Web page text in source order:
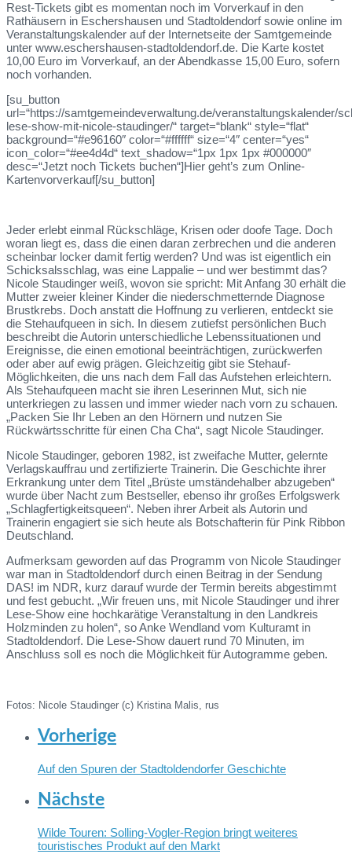
Rest-Tickets gibt es momentan noch im Vorverkauf in den
Rathäusern in Eschershausen und Stadtoldendorf sowie online im
Veranstaltungskalender auf der Internetseite der Samtgemeinde
unter www.eschershausen-stadtoldendorf.de. Die Karte kostet
10,00 Euro im Vorverkauf, an der Abendkasse 15,00 Euro, sofern
noch vorhanden.
[su_button
url=“https://samtgemeindeverwaltung.de/veranstaltungskalender/
lese-show-mit-nicole-staudinger/“ target=“blank“ style=“flat“
background=“#e96160″ color=“#ffffff“ size=“4″ center=“yes“
icon_color=“#ee4d4d“ text_shadow=“1px 1px 1px #000000″
desc=“Jetzt noch Tickets buchen“]Hier geht’s zum Online-
Kartenvorverkauf[/su_button]
Jeder erlebt einmal Rückschläge, Krisen oder doofe Tage. Doch
woran liegt es, dass die einen daran zerbrechen und die anderen
scheinbar locker damit fertig werden? Und was ist eigentlich ein
Schicksalsschlag, was eine Lappalie – und wer bestimmt das?
Nicole Staudinger weiß, wovon sie spricht: Mit Anfang 30 erhält die
Mutter zweier kleiner Kinder die niederschmetternde Diagnose
Brustkrebs. Doch anstatt die Hoffnung zu verlieren, entdeckt sie
die Stehaufqueen in sich. In diesem zutiefst persönlichen Buch
beschreibt die Autorin unterschiedliche Lebenssituationen und
Ereignisse, die einen emotional beeinträchtigen, zurückwerfen
oder aber auf ewig prägen. Gleichzeitig gibt sie Stehauf-
Möglichkeiten, die uns nach dem Fall das Aufstehen erleichtern.
Als Stehaufqueen macht sie ihren Leserinnen Mut, sich nie
unterkriegen zu lassen und immer wieder nach vorn zu schauen.
„Packen Sie Ihr Leben an den Hörnern und nutzen Sie
Rückwärtsschritte für einen Cha Cha“, sagt Nicole Staudinger.
Nicole Staudinger, geboren 1982, ist zweifache Mutter, gelernte
Verlagskauffrau und zertifizierte Trainerin. Die Geschichte ihrer
Erkrankung unter dem Titel „Brüste umständehalber abzugeben“
wurde über Nacht zum Bestseller, ebenso ihr großes Erfolgswerk
„Schlagfertigkeitsqueen“. Neben ihrer Arbeit als Autorin und
Trainerin engagiert sie sich heute als Botschafterin für Pink Ribbon
Deutschland.
Aufmerksam geworden auf das Programm von Nicole Staudinger
war man in Stadtoldendorf durch einen Beitrag in der Sendung
DAS! im NDR, kurz darauf wurde der Termin bereits abgestimmt
und fest gebucht. „Wir freuen uns, mit Nicole Staudinger und ihrer
Lese-Show eine hochkarätige Veranstaltung in den Landkreis
Holzminden zu holen“, so Anke Wendland vom Kulturamt in
Stadtoldendorf. Die Lese-Show dauert rund 70 Minuten, im
Anschluss soll es noch die Möglichkeit für Autogramme geben.
Fotos: Nicole Staudinger (c) Kristina Malis, rus
Vorherige
Auf den Spuren der Stadtoldendorfer Geschichte
Nächste
Wilde Touren: Solling-Vogler-Region bringt weiteres
touristisches Produkt auf den Markt